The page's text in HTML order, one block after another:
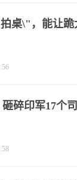
桌\"，能让跪
碎印军17个